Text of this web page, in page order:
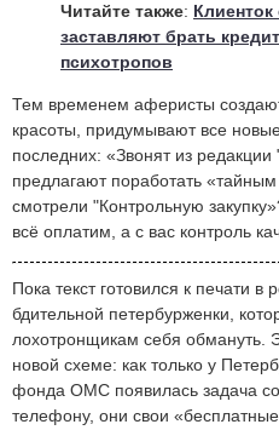
Читайте также:
заставляют брать
психотропов
Тем временем аферисты
красоты, придумывают все
последних: «Звонят из редакции
предлагают поработать
смотрели "Контрольную
всё оплатим, а с вас контроль
Пока текст готовился к печати
бдительной петербурженки,
лохотронщикам себя обмануть.
новой схеме: как только у
фонда ОМС появилась задача
телефону, они свои